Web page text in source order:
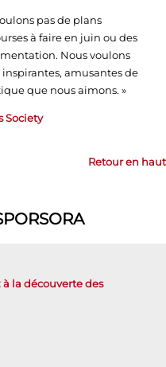
pas de plans
à faire en juin ou des
Nous voulons
amusantes de
que nous aimons. »
Society
Retour en haut
à la découverte des